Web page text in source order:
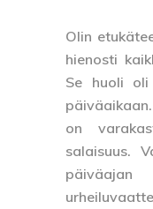
Olin
hienosti
Se huoli oli
on
salaisuus.